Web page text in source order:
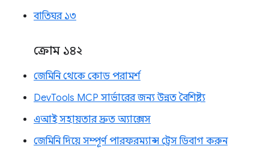
বাতিঘর ১৩
ক্রোম ১৪২
জেমিনি থেকে কোড পরামর্শ
DevTools MCP সার্ভারের জন্য উন্নত বৈশিষ্ট্য
এআই সহায়তার দ্রুত অ্যাক্সেস
জেমিনি দিয়ে সম্পূর্ণ পারফরম্যান্স ট্রেস ডিবাগ করুন